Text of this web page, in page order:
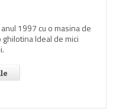
1997 cu o masina de
Ideal de mici